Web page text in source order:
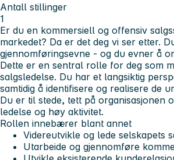
Antall stillinger
1
Er du en kommersiell og offensiv
markedet? Da er det deg vi ser etter.
gjennomføringsevne - og du evner å
Dette er en sentral rolle for deg som
salgsledelse. Du har et langsiktig
samtidig å identifisere og realisere de
Du er til stede, tett på organisasjonen
ledelse og høy aktivitet.
Rollen innebærer blant annet
Videreutvikle og lede selskapets
Utarbeide og gjennomføre